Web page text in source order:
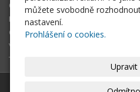
Členská sekce
FAQ
O tomto webu
Volné termíny
Technická podpora Šlágr Rádio
Pavel
můžete svobodně
nastavení.
Prohlášení o cookies.
Upravit